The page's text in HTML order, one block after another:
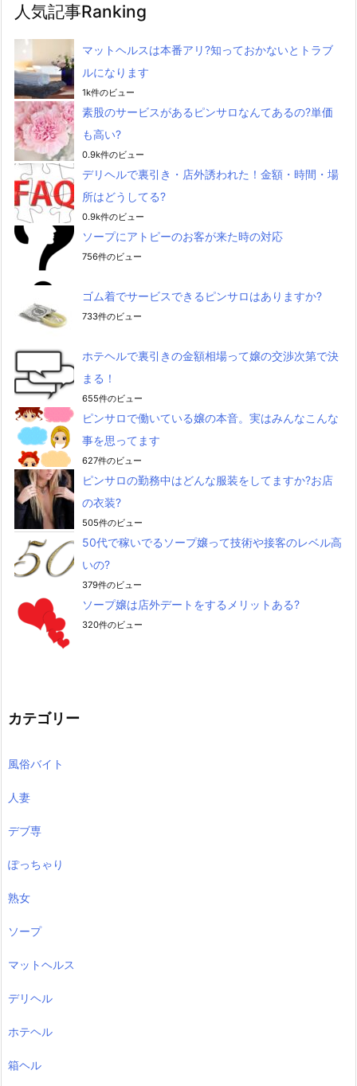
人気記事Ranking
マットヘルスは本番アリ?知っておかないとトラブ
ルになります
1k件のビュー
素股のサービスがあるピンサロなんてあるの?単価
も高い?
0.9k件のビュー
デリヘルで裏引き・店外誘われた！金額・時間・場
所はどうしてる?
0.9k件のビュー
ソープにアトピーのお客が来た時の対応
756件のビュー
ゴム着でサービスできるピンサロはありますか?
733件のビュー
ホテヘルで裏引きの金額相場って嬢の交渉次第で決
まる！
655件のビュー
ピンサロで働いている嬢の本音。実はみんなこんな
事を思ってます
627件のビュー
ピンサロの勤務中はどんな服装をしてますか?お店
の衣装?
505件のビュー
50代で稼いでるソープ嬢って技術や接客のレベル高
いの?
379件のビュー
ソープ嬢は店外デートをするメリットある?
320件のビュー
カテゴリー
風俗バイト
人妻
デブ専
ぽっちゃり
熟女
ソープ
マットヘルス
デリヘル
ホテヘル
箱ヘル